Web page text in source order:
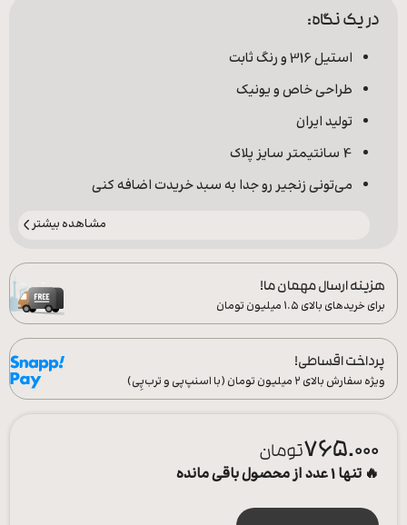
در یک نگاه:
استیل 316 و رنگ ثابت
طراحی خاص و یونیک
تولید ایران
4 سانتیمتر سایز پلاک
می‌تونی زنجیر رو جدا به سبد خریدت اضافه کنی
مشاهده بیشتر
هزینه ارسال مهمان ما!
برای خریدهای بالای ۱.۵ میلیون تومان
پرداخت اقساطی!
ویژه سفارش‌ بالای ۲ میلیون تومان (با اسنپ‌پی و ترب‌پِی)
765.000تومان
🔥 تنها 1 عدد از محصول باقی مانده